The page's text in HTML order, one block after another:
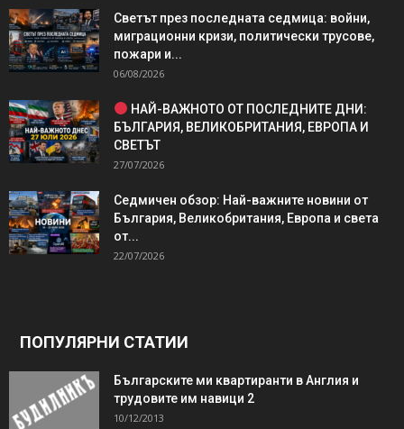
Светът през последната седмица: войни,
миграционни кризи, политически трусове,
пожари и...
06/08/2026
НАЙ-ВАЖНОТО ОТ ПОСЛЕДНИТЕ ДНИ:
БЪЛГАРИЯ, ВЕЛИКОБРИТАНИЯ, ЕВРОПА И
СВЕТЪТ
27/07/2026
Седмичен обзор: Най-важните новини от
България, Великобритания, Европа и света
от...
22/07/2026
ПОПУЛЯРНИ СТАТИИ
Българските ми квартиранти в Англия и
трудовите им навици 2
10/12/2013